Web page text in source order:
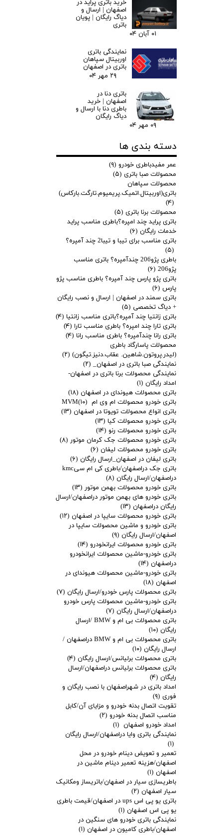
خرید باتری پراید در
اصفهان | ارسال و
دیاگ رایگان | پویان
باتری
۰۱ آبان ۰۴
نمایندگی باتری
اوربیتال سپاهان
باتری در اصفهان
۲۹ مهر ۰۴
باتری دنا در
اصفهان | خرید
باطری دنا با ارسال و
دیاگ رایگان
۰۹ مهر ۰۴
دسته بندی ها
عمر مفیدباطری خودرو (۹)
محصولات صبا باتری (۵)
محصولات سپاهان
باتری(اوربیتال.اتمیک.پریمیوم.تارگت.بارکاس)
(۴)
محصولات برنا باتری (۵)
باتری پراید چند امپره؟باطری مناسب پراید
خدمات رایگان (۶)
باتری مناسب برای تیبا و تیبا2 چند آمپره؟
(۵)
باطری پژو206 چندآمپره؟ باتری مناسب
پژو206
(۶)
باتری پژو پارس چند آمپره؟ باطری مناسب پژو
پارس (۶)
باتری سمند در اصفهان | ارسال و نصب رایگان
+ دیاگ تخصصی (۵)
باتری زانتیا چند آمپره؟باتری مناسب زانتیا (۴)
باتری تارا چند امپره؟ باطری مناسب تارا (۴)
باتری رانا چندآمپره؟ باطری مناسب رانا (۴)
محصولات پاسارگاد باطری
(لیدر.پروتون.شاهین. عقاب.دنیز.تیگون) (۲)
نمایندگی صبا باتری در اصفهان_ (۲)
نمایندگی محصولات برنا باتری در اصفهان-
امداد رایگان (۱)
باتری محصولات هیوندای در اصفهان (۱۸)
باتری خودرو محصولات ام وی ام MVM (۱۰)
باتری انواع محصولات تویوتا در اصفهان (۱۳)
باتری خودرو محصولات کیا (۱۳)
باتری خودرو محصولات رنو (۱۴)
باتری خودرو محصولات جک کرمان موتور (۸)
باتری خودرو محصولات لیفان (۶)
باتری لیفان در اصفهان_ارسال رایگان (۶)
باتری جک دراصفهان/باطری کی ام سیkmc
دراصفهان/ارسال رایگان (۸)
باتری خودرو محصولات بهمن موتور (۱۳)
باتری خودرو های بهمن موتور دراصفهان/ارسال
رایگان دراصفهان (۱۳)
باتری خودرو محصولات سایپا در اصفهان (۱۲)
باتری خودرو و ماشین محصولات سایپا در
اصفهان/ارسال رایگان (۹)
باتری خودرو محصولات ایرانخودرو (۱۴)
باتری خودرو-ماشین محصولات ایرانخودرو
دراصفهان (۱۴)
باتری خودرو-ماشین محصولات هیوندای در
اصفهان (۱۸)
باتری محصولات پارس خودرو/ارسال رایگان (۷)
باتری خودرو-ماشین محصولات پارس خودرو
دراصفهان/ارسال رایگان (۷)
باتری محصولات بی ام و BMW /ارسال
رایگان (۱۰)
باتری محصولات بی ام و BMW دراصفهان /
ارسال رایگان (۱۰)
باتری محصولات برلیانس/ارسال رایگان (۴)
باتری محصولات برلیانس دراصفهان/ارسال
رایگان (۴)
امداد باتری در شهراصفهان با نصب رایگان و
فوری (۹)
تقویت اتصال بدنه خودرو و مزایای آن/کابل
مناسب اتصال بدنه خودرو (۲)
امداد خودرو اصفهان (۱)
نمایندگی باتری وایا دراصفهان/ارسال رایگان
(۱)
تعمیر و تعویض دینام خودرو در محل
اصفهان/هزینه تعمیر دینام ماشین در
اصفهان (۱)
باطریسازی سیار در اصفهان/باتریساز ومکانیک
سیار اصفهان (۲)
باتری یو پی اس ups در اصفهان/قیمت باطری
یو پی اس اصفهان (۱)
نمایندگی باتری خودرو های سنگین در
اصفهان/باطری کامیون در اصفهان (۱)